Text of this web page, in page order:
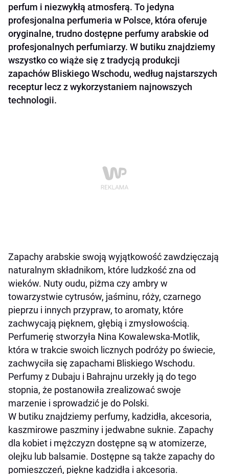
perfum i niezwykłą atmosferą. To jedyna
profesjonalna perfumeria w Polsce, która oferuje
oryginalne, trudno dostępne perfumy arabskie od
profesjonalnych perfumiarzy. W butiku znajdziemy
wszystko co wiąże się z tradycją produkcji
zapachów Bliskiego Wschodu, według najstarszych
receptur lecz z wykorzystaniem najnowszych
technologii.
Zapachy arabskie swoją wyjątkowość zawdzięczają
naturalnym składnikom, które ludzkość zna od
wieków. Nuty oudu, piżma czy ambry w
towarzystwie cytrusów, jaśminu, róży, czarnego
pieprzu i innych przypraw, to aromaty, które
zachwycają pięknem, głębią i zmysłowością.
Perfumerię stworzyła Nina Kowalewska-Motlik,
która w trakcie swoich licznych podróży po świecie,
zachwyciła się zapachami Bliskiego Wschodu.
Perfumy z Dubaju i Bahrajnu urzekły ją do tego
stopnia, że postanowiła zrealizować swoje
marzenie i sprowadzić je do Polski.
W butiku znajdziemy perfumy, kadzidła, akcesoria,
kaszmirowe paszminy i jedwabne suknie. Zapachy
dla kobiet i mężczyzn dostępne są w atomizerze,
olejku lub balsamie. Dostępne są także zapachy do
pomieszczeń, piękne kadzidła i akcesoria.